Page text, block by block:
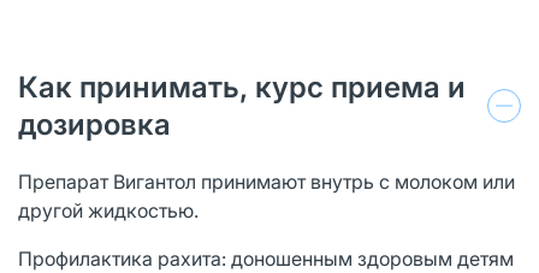
Как принимать, курс приема и
дозировка
Препарат Вигантол принимают внутрь с молоком или
другой жидкостью.
Профилактика рахита: доношенным здоровым детям